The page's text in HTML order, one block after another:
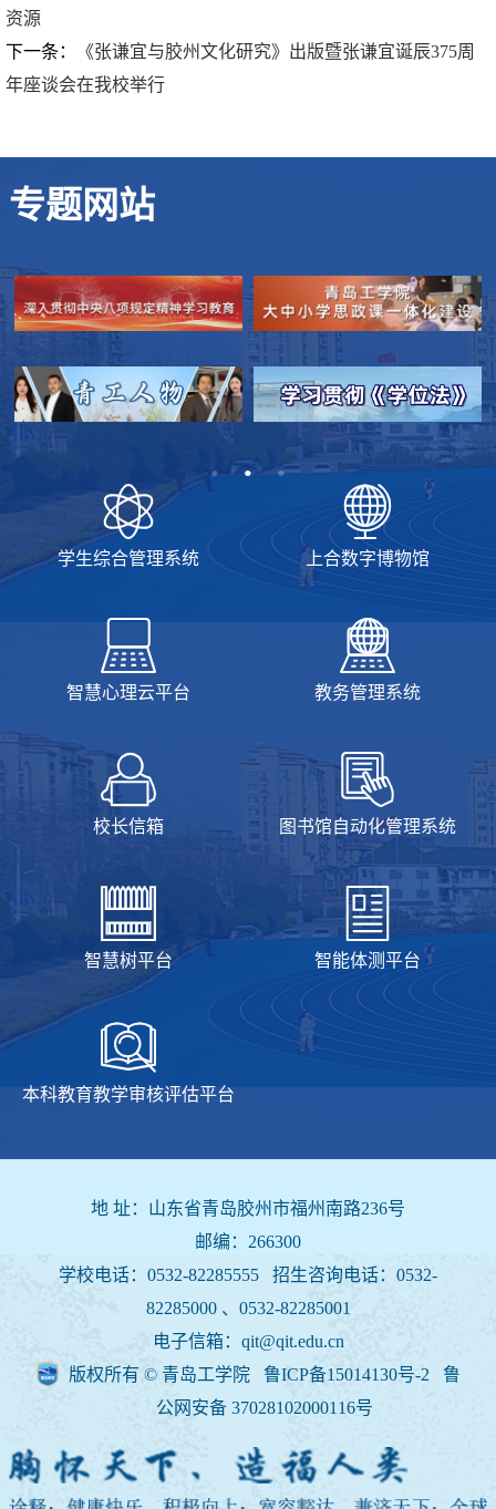
资源
下一条：
《张谦宜与胶州文化研究》出版暨张谦宜诞辰375周
年座谈会在我校举行
专题网站
学生综合管理系统 上合数字博物馆
智慧心理云平台 教务管理系统
校长信箱 图书馆自动化管理系统
智慧树平台 智能体测平台
本科教育教学审核评估平台
地 址：山东省青岛胶州市福州南路236号
邮编：266300
学校电话：0532-82285555 招生咨询电话： 0532-
82285000 、0532-82285001
电子信箱：qit@qit.edu.cn
版权所有 © 青岛工学院 鲁ICP备15014130号-2
鲁
公网安备 37028102000116号